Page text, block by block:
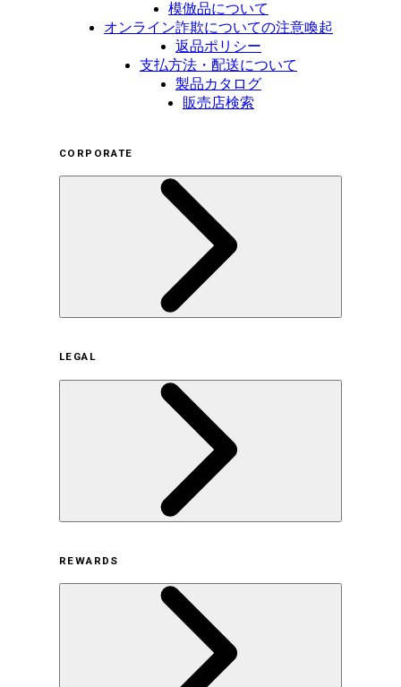
模倣品について
オンライン詐欺についての注意喚起
返品ポリシー
支払方法・配送について
製品カタログ
販売店検索
CORPORATE
サステナビリティの取り組み（日本）
サステナビリティの取り組み（米国/英語）
ヒストリー
採用情報
LEGAL
オンラインストア利用規約
プライバシーポリシー
特定商取引法に基づく表示
古物営業法に基づく表示
REWARDS